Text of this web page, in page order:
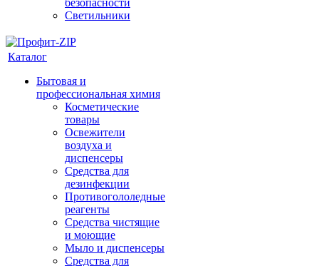
безопасности
Светильники
Каталог
Бытовая и
профессиональная химия
Косметические
товары
Освежители
воздуха и
диспенсеры
Средства для
дезинфекции
Противогололедные
реагенты
Средства чистящие
и моющие
Мыло и диспенсеры
Средства для